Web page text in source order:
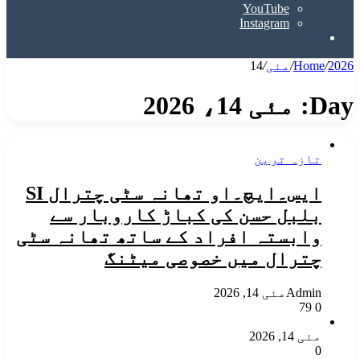
YouTube
Instagram
Home/2026
/مئی/
14
Day: مئی 14، 2026
تازہ ترین
ایس۔ایچ۔او تھانہ سٹی چترال SI
بلبل حسن کی کباڑ کاروبار سے
وابستہ افراد کے ساتھ تھانہ سٹی
چترال میں خصوصی میٹنگ
Admin مئی 14, 2026
0
مئی 14, 2026
0